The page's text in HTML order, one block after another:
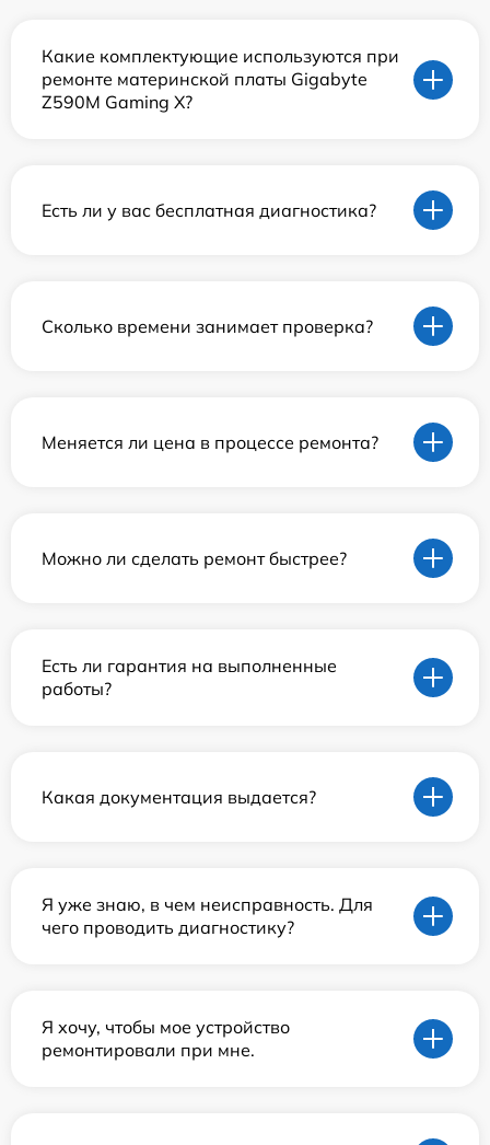
Какие комплектующие используются при
ремонте материнской платы Gigabyte
Z590M Gaming X?
Есть ли у вас бесплатная диагностика?
Сколько времени занимает проверка?
Меняется ли цена в процессе ремонта?
Можно ли сделать ремонт быстрее?
Есть ли гарантия на выполненные
работы?
Какая документация выдается?
Я уже знаю, в чем неисправность. Для
чего проводить диагностику?
Я хочу, чтобы мое устройство
ремонтировали при мне.